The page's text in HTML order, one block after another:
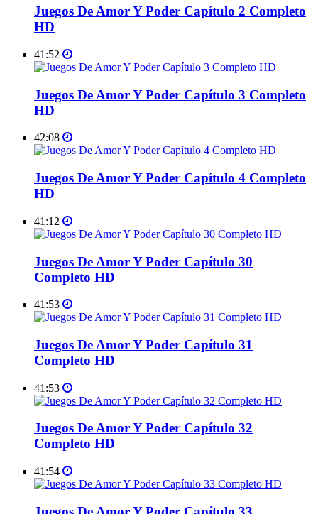
Juegos De Amor Y Poder Capítulo 2 Completo
HD
41:52
Juegos De Amor Y Poder Capítulo 3 Completo
HD
42:08
Juegos De Amor Y Poder Capítulo 4 Completo
HD
41:12
Juegos De Amor Y Poder Capítulo 30
Completo HD
41:53
Juegos De Amor Y Poder Capítulo 31
Completo HD
41:53
Juegos De Amor Y Poder Capítulo 32
Completo HD
41:54